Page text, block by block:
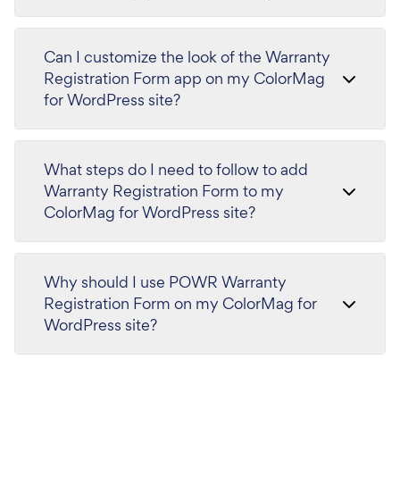
Can I customize the look of the Warranty
Registration Form app on my ColorMag
for WordPress site?
What steps do I need to follow to add
Warranty Registration Form to my
ColorMag for WordPress site?
Why should I use POWR Warranty
Registration Form on my ColorMag for
WordPress site?